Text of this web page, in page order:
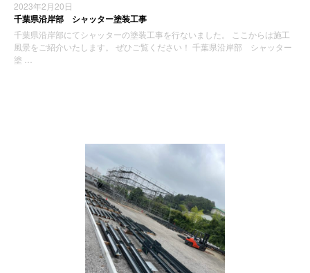
2023年2月20日
千葉県沿岸部 シャッター塗装工事
千葉県沿岸部にてシャッターの塗装工事を行ないました。 ここからは施工
風景をご紹介いたします。 ぜひご覧ください！ 千葉県沿岸部 シャッター
塗 …